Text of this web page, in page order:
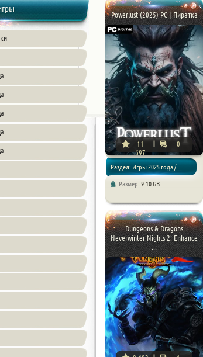
Powerlust (2025) PC | Пиратка
11
697
0
Раздел: Игры 2025 года /
Размер: 9.10 GB
Dungeons & Dragons
Neverwinter Nights 2: Enhance
...